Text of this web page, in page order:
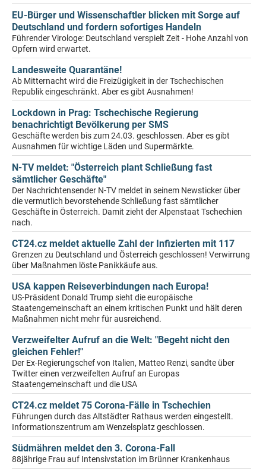
EU-Bürger und Wissenschaftler blicken mit Sorge auf
Deutschland und fordern sofortiges Handeln
Führender Virologe: Deutschland verspielt Zeit - Hohe Anzahl von
Opfern wird erwartet.
Landesweite Quarantäne!
Ab Mitternacht wird die Freizügigkeit in der Tschechischen
Republik eingeschränkt. Aber es gibt Ausnahmen!
Lockdown in Prag: Tschechische Regierung
benachrichtigt Bevölkerung per SMS
Geschäfte werden bis zum 24.03. geschlossen. Aber es gibt
Ausnahmen für wichtige Läden und Supermärkte.
N-TV meldet: "Österreich plant Schließung fast
sämtlicher Geschäfte"
Der Nachrichtensender N-TV meldet in seinem Newsticker über
die vermutlich bevorstehende Schließung fast sämtlicher
Geschäfte in Österreich. Damit zieht der Alpenstaat Tschechien
nach.
CT24.cz meldet aktuelle Zahl der Infizierten mit 117
Grenzen zu Deutschland und Österreich geschlossen! Verwirrung
über Maßnahmen löste Panikkäufe aus.
USA kappen Reiseverbindungen nach Europa!
US-Präsident Donald Trump sieht die europäische
Staatengemeinschaft an einem kritischen Punkt und hält deren
Maßnahmen nicht mehr für ausreichend.
Verzweifelter Aufruf an die Welt: "Begeht nicht den
gleichen Fehler!"
Der Ex-Regierungschef von Italien, Matteo Renzi, sandte über
Twitter einen verzweifelten Aufruf an Europas
Staatengemeinschaft und die USA
CT24.cz meldet 75 Corona-Fälle in Tschechien
Führungen durch das Altstädter Rathaus werden eingestellt.
Informationszentrum am Wenzelsplatz geschlossen.
Südmähren meldet den 3. Corona-Fall
88jährige Frau auf Intensivstation im Brünner Krankenhaus